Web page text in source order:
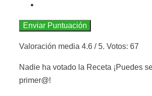
Enviar Puntuación
Valoración media 4.6 / 5. Votos: 67
Nadie ha votado la Receta ¡Puedes
primer@!